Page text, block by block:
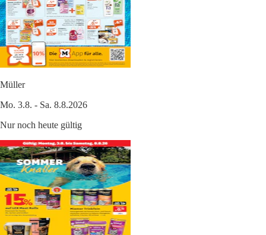
Müller
Mo. 3.8. - Sa. 8.8.2026
Nur noch heute gültig